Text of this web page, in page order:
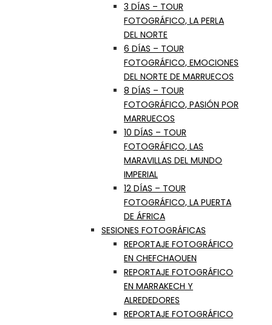
3 DÍAS – TOUR
FOTOGRÁFICO, LA PERLA
DEL NORTE
6 DÍAS – TOUR
FOTOGRÁFICO, EMOCIONES
DEL NORTE DE MARRUECOS
8 DÍAS – TOUR
FOTOGRÁFICO, PASIÓN POR
MARRUECOS
10 DÍAS – TOUR
FOTOGRÁFICO, LAS
MARAVILLAS DEL MUNDO
IMPERIAL
12 DÍAS – TOUR
FOTOGRÁFICO, LA PUERTA
DE ÁFRICA
SESIONES FOTOGRÁFICAS
REPORTAJE FOTOGRÁFICO
EN CHEFCHAOUEN
REPORTAJE FOTOGRÁFICO
EN MARRAKECH Y
ALREDEDORES
REPORTAJE FOTOGRÁFICO